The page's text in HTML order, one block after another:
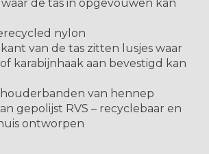
de tas in opgevouwen kan
nylon
van de tas zitten lusjes waar
karabijnhaak aan bevestigd kan
van hennep
gepolijst RVS – recyclebaar en
ontworpen